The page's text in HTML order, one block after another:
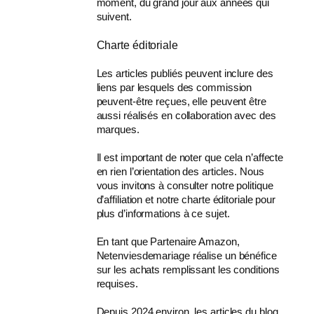
moment, du grand jour aux années qui
suivent.
Charte éditoriale
Les articles publiés peuvent inclure des
liens par lesquels des commission
peuvent-être reçues, elle peuvent être
aussi réalisés en collaboration avec des
marques.
Il est important de noter que cela n’affecte
en rien l’orientation des articles. Nous
vous invitons à consulter notre politique
d’affiliation et notre charte éditoriale pour
plus d’informations à ce sujet.
En tant que Partenaire Amazon,
Netenviesdemariage réalise un bénéfice
sur les achats remplissant les conditions
requises.